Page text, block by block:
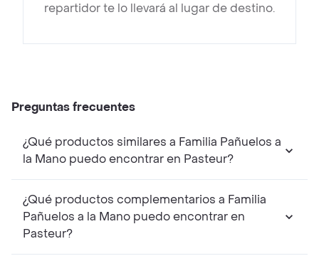
repartidor te lo llevará al lugar de destino.
Preguntas frecuentes
¿Qué productos similares a Familia Pañuelos a
la Mano puedo encontrar en Pasteur?
¿Qué productos complementarios a Familia
Pañuelos a la Mano puedo encontrar en
Pasteur?